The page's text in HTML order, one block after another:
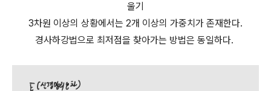
울기
3차원 이상의 상황에서는 2개 이상의 가중치가 존재한다.
경사하강법으로 최저점을 찾아가는 방법은 동일하다.